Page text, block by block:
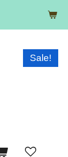
Sale!